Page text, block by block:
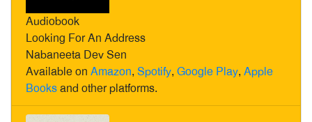
Audiobook
Looking For An Address
Nabaneeta Dev Sen
Available on Amazon, Spotify, Google Play, Apple
Booksand other platforms.